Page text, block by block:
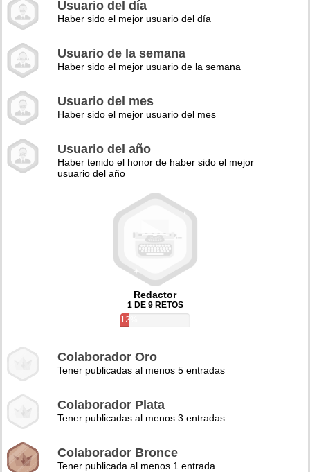
Usuario del día
Haber sido el mejor usuario del día
Usuario de la semana
Haber sido el mejor usuario de la semana
Usuario del mes
Haber sido el mejor usuario del mes
Usuario del año
Haber tenido el honor de haber sido el mejor
usuario del año
Redactor
1 DE 9 RETOS
12%
Colaborador Oro
Tener publicadas al menos 5 entradas
Colaborador Plata
Tener publicadas al menos 3 entradas
Colaborador Bronce
Tener publicada al menos 1 entrada